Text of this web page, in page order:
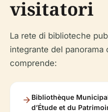
visitatori
La rete di biblioteche
integrante del panorama
comprende:
Bibliothèque
d’Étude et du